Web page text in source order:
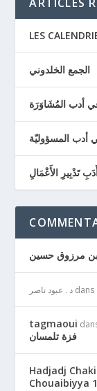
LES
الجمع الخلدوني
أدب المُشَاوَرَة
أدب المسؤوليّة
تَدْبِيرِ الأَعْمَالِ
مرزوق حسين
د . عبود ناصر dans
tagmaoui
فزة تلمسان
Hadjadj
Chouaibiyya